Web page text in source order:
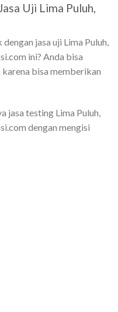
Uji Lima Puluh,
jasa uji Lima Puluh,
ini? Anda bisa
bisa memberikan
jasa testing Lima Puluh,
dengan mengisi